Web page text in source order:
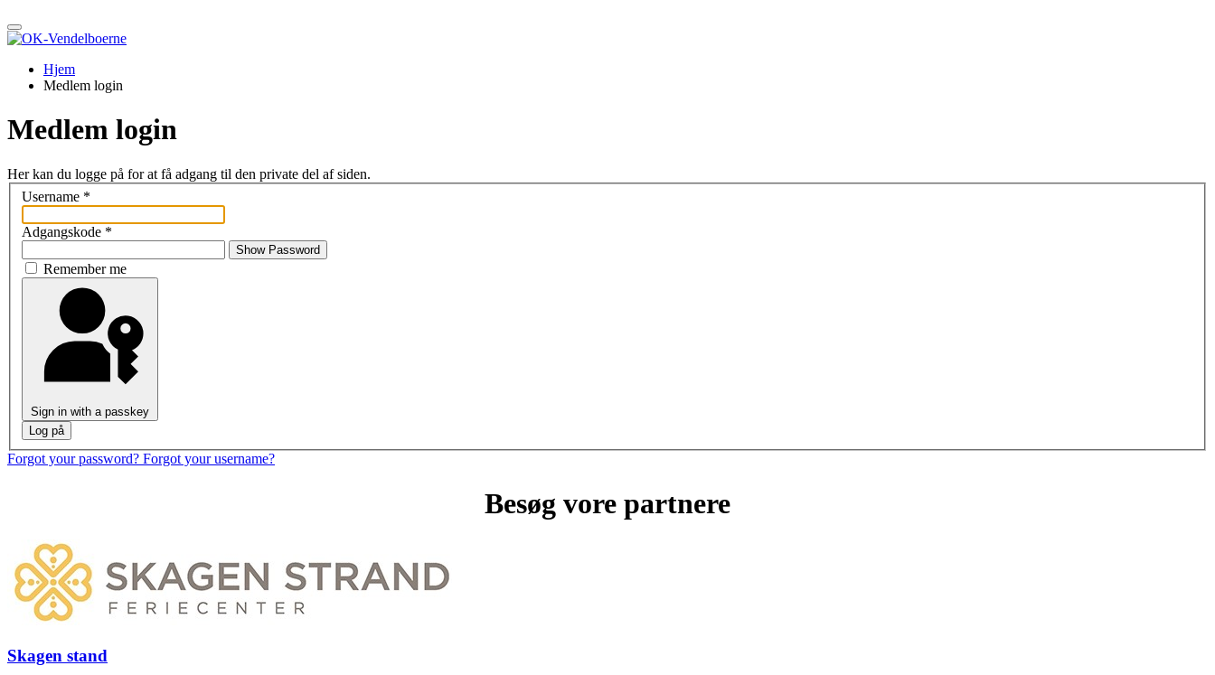
Hjem
Medlem login
Medlem login
Her kan du logge på for at få adgang til den private del af siden.
Username *
Adgangskode *
Show Password
Remember me
Sign in with a passkey
Log på
Forgot your password? Forgot your username?
Besøg vore partnere
Skagen stand